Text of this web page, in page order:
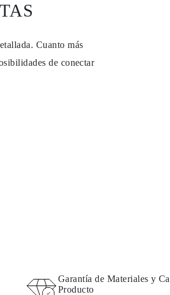
Cuanto más
de conectar
Garantía de Materiales y
Producto